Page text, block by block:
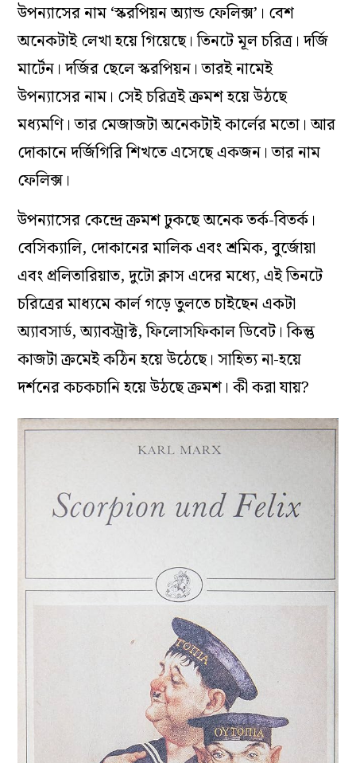
উপন্যাসের নাম ‘স্করপিয়ন অ্যান্ড ফেলিক্স’। বেশ
অনেকটাই লেখা হয়ে গিয়েছে। তিনটে মূল চরিত্র। দর্জি
মার্টেন। দর্জির ছেলে স্করপিয়ন। তারই নামেই
উপন্যাসের নাম। সেই চরিত্রই ক্রমশ হয়ে উঠছে
মধ্যমণি। তার মেজাজটা অনেকটাই কার্লের মতো। আর
দোকানে দর্জিগিরি শিখতে এসেছে একজন। তার নাম
ফেলিক্স।
উপন্যাসের কেন্দ্রে ক্রমশ ঢুকছে অনেক তর্ক-বিতর্ক।
বেসিক্যালি, দোকানের মালিক এবং শ্রমিক, বুর্জোয়া
এবং প্রলিতারিয়াত, দুটো ক্লাস এদের মধ্যে, এই তিনটে
চরিত্রের মাধ্যমে কার্ল গড়ে তুলতে চাইছেন একটা
অ্যাবসার্ড, অ্যাবস্ট্রাক্ট, ফিলোসফিকাল ডিবেট। কিন্তু
কাজটা ক্রমেই কঠিন হয়ে উঠেছে। সাহিত্য না-হয়ে
দর্শনের কচকচানি হয়ে উঠছে ক্রমশ। কী করা যায়?